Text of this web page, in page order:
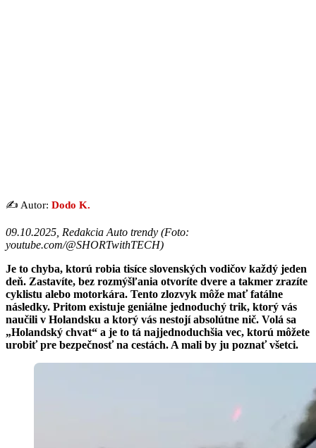
✍️ Autor: Dodo K.
09.10.2025, Redakcia Auto trendy (Foto:
youtube.com/@SHORTwithTECH)
Je to chyba, ktorú robia tisíce slovenských vodičov každý jeden
deň. Zastavíte, bez rozmýšľania otvoríte dvere a takmer zrazíte
cyklistu alebo motorkára. Tento zlozvyk môže mať fatálne
následky. Pritom existuje geniálne jednoduchý trik, ktorý vás
naučili v Holandsku a ktorý vás nestojí absolútne nič. Volá sa
„Holandský chvat“ a je to tá najjednoduchšia vec, ktorú môžete
urobiť pre bezpečnosť na cestách. A mali by ju poznať všetci.